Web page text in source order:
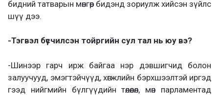
бидний татварын мөнгөөр бидэнд зориулж хийсэн зүйлс
шүү дээ.
-Тэгвэл бүсчилсэн тойргийн сул тал нь юу вэ?
-Шинээр гарч ирж байгаа нэр дэвшигчид болон
залуучууд, эмэгтэйчүүд, хөгжлийн бэрхшээлтэй иргэд
гээд нийгмийн бүлгүүдийн төлөөлөл, мөн парламентад